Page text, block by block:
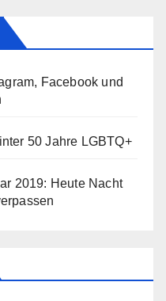
Facebook und
50 Jahre LGBTQ+
2019: Heute Nacht